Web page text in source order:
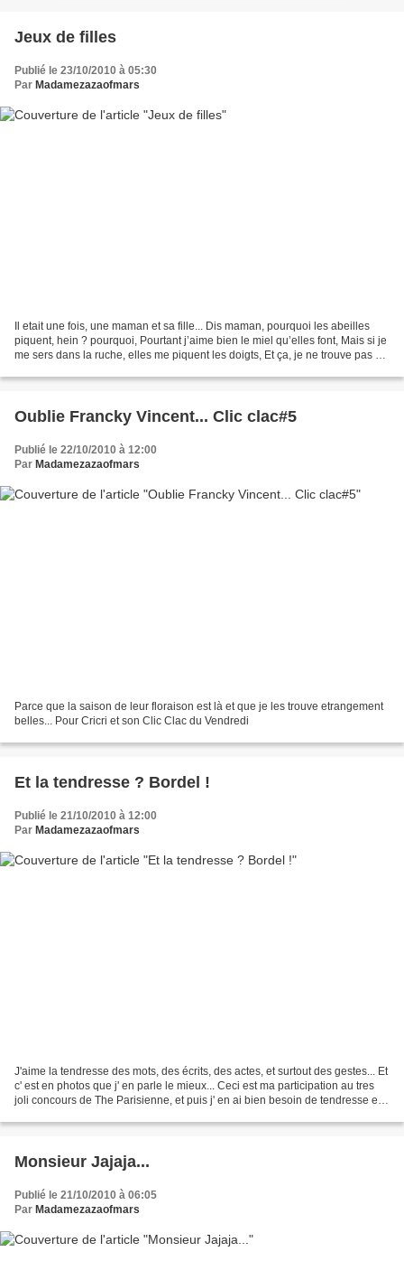
Jeux de filles
Publié le 23/10/2010 à 05:30
Par Madamezazaofmars
Il etait une fois, une maman et sa fille... Dis maman, pourquoi les abeilles
piquent, hein ? pourquoi, Pourtant j’aime bien le miel qu’elles font, Mais si je
me sers dans la ruche, elles me piquent les doigts, Et ça, je ne trouve pas ça
Oublie Francky Vincent... Clic clac#5
Publié le 22/10/2010 à 12:00
Par Madamezazaofmars
Parce que la saison de leur floraison est là et que je les trouve etrangement
belles... Pour Cricri et son Clic Clac du Vendredi
Et la tendresse ? Bordel !
Publié le 21/10/2010 à 12:00
Par Madamezazaofmars
J'aime la tendresse des mots, des écrits, des actes, et surtout des gestes... Et
c' est en photos que j' en parle le mieux... Ceci est ma participation au tres
joli concours de The Parisienne, et puis j' en ai bien besoin de tendresse en
Monsieur Jajaja...
Publié le 21/10/2010 à 06:05
Par Madamezazaofmars